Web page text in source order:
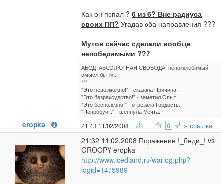
Как он попал ? 6 из 6? Вне радиуса
своих ПП? Угадав оба направления ???
Мутов сейчас сделали вообще
непобедимыми ???
АБСД=АБСОЛЮТНАЯ СВОБОДА, непоколебимый
смысл бытия.
***
"Это невозможно!" - сказала Причина.
"Это безрассудство!" - заметил Опыт.
"Это бесполезно!" - отрезала Гордость.
"Попробуй..." - шепнула Мечта.
eropka 21:43 11/02/2008 0 » ссылка
21:32 11.02.2008 Поражение !_Леди_! vs
GROOPY eropka
http://www.icedland.ru/warlog.php?
logid=1475989